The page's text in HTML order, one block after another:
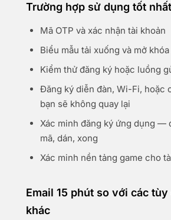
Trường hợp sử dụng tốt nhất
Mã OTP và xác nhận tài khoản
Biểu mẫu tải xuống và mở
Kiểm thử đăng ký hoặc luồng
Đăng ký diễn đàn, Wi-Fi, hoặc
bạn sẽ không quay lại
Xác minh đăng ký ứng dụng —
mã, dán, xong
Xác minh nền tảng game cho
Email 15 phút so với các
khác